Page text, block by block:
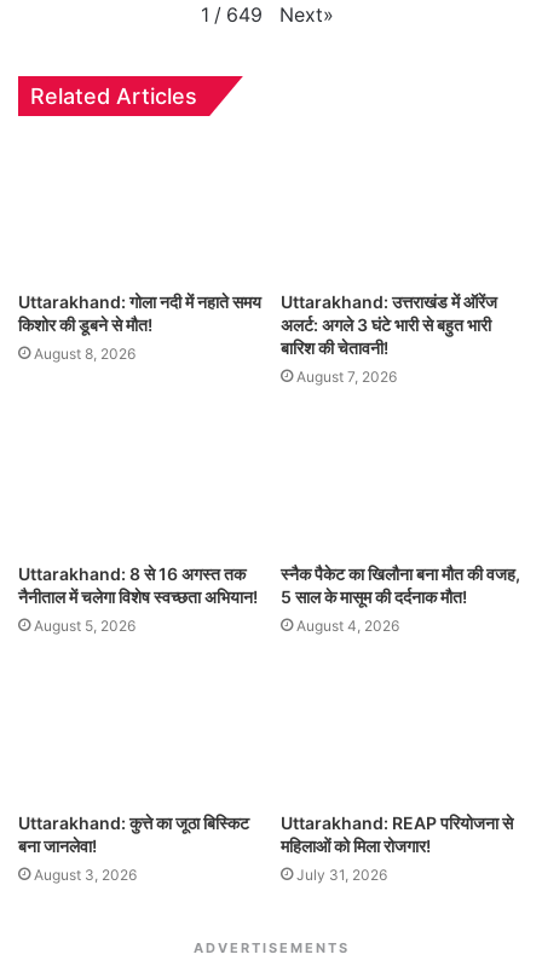
1 / 649 Next»
Related Articles
Uttarakhand: गोला नदी में नहाते समय
किशोर की डूबने से मौत!
August 8, 2026
Uttarakhand: उत्तराखंड में ऑरेंज
अलर्ट: अगले 3 घंटे भारी से बहुत भारी
बारिश की चेतावनी!
August 7, 2026
Uttarakhand: 8 से 16 अगस्त तक
नैनीताल में चलेगा विशेष स्वच्छता अभियान!
August 5, 2026
स्नैक पैकेट का खिलौना बना मौत की वजह,
5 साल के मासूम की दर्दनाक मौत!
August 4, 2026
Uttarakhand: कुत्ते का जूठा बिस्किट
बना जानलेवा!
August 3, 2026
Uttarakhand: REAP परियोजना से
महिलाओं को मिला रोजगार!
July 31, 2026
ADVERTISEMENTS